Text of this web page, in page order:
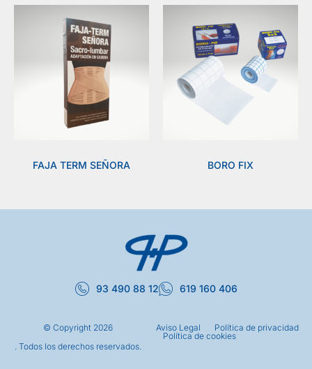
FAJA TERM SEÑORA BORO FIX
93 490 88 12 619 160 406
© Copyright 2026
. Todos los derechos reservados.
Aviso Legal
Política de privacidad
Política de cookies